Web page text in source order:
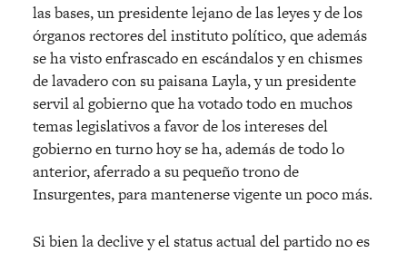
las bases, un presidente lejano de las leyes y de los
órganos rectores del instituto político, que además
se ha visto enfrascado en escándalos y en chismes
de lavadero con su paisana Layla, y un presidente
servil al gobierno que ha votado todo en muchos
temas legislativos a favor de los intereses del
gobierno en turno hoy se ha, además de todo lo
anterior, aferrado a su pequeño trono de
Insurgentes, para mantenerse vigente un poco más.
Si bien la declive y el status actual del partido no es